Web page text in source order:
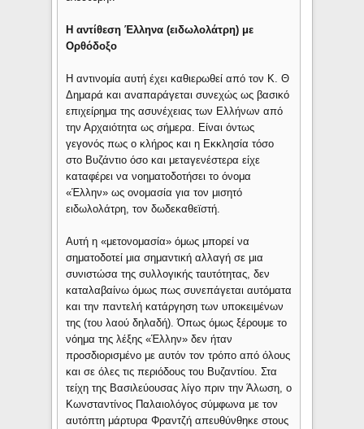
Η αντίθεση Έλληνα (ειδωλολάτρη) με
Ορθόδοξο
Η αντινομία αυτή έχει καθιερωθεί από τον Κ. Θ
Δημαρά και αναπαράγεται συνεχώς ως βασικό
επιχείρημα της ασυνέχειας των Ελλήνων από
την Αρχαιότητα ως σήμερα. Είναι όντως
γεγονός πως ο κλήρος και η Εκκλησία τόσο
στο Βυζάντιο όσο και μεταγενέστερα είχε
καταφέρει να νοηματοδοτήσει το όνομα
«Έλλην» ως ονομασία για τον μισητό
ειδωλολάτρη, τον δωδεκαθεϊστή.
Αυτή η «μετονομασία» όμως μπορεί να
σηματοδοτεί μια σημαντική αλλαγή σε μια
συνιστώσα της συλλογικής ταυτότητας, δεν
καταλαβαίνω όμως πως συνεπάγεται αυτόματα
και την παντελή κατάργηση των υποκειμένων
της (του λαού δηλαδή). Όπως όμως ξέρουμε το
νόημα της λέξης «Έλλην» δεν ήταν
προσδιορισμένο με αυτόν τον τρόπο από όλους
και σε όλες τις περιόδους του Βυζαντίου. Στα
τείχη της Βασιλεύουσας λίγο πριν την Άλωση, ο
Κωνσταντίνος Παλαιολόγος σύμφωνα με τον
αυτόπτη μάρτυρα Φραντζή απευθύνθηκε στους